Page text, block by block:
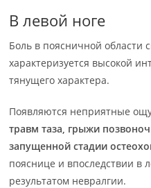
В левой ноге
Боль в поясничной области
характеризуется высокой
тянущего характера.
Появляются неприятные
травм таза, грыжи
запущенной стадии
пояснице и впоследствии в
результатом невралгии.